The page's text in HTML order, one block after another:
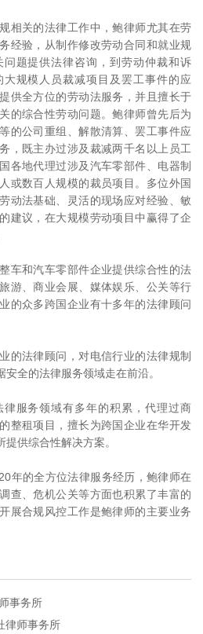
相关的法律工作中，鲍律师尤其在劳
经验，从制作修改劳动合同和就业规
题提供法律咨询，到劳动仲裁和诉
规模人员裁减项目及罢工事件的应
供全方位的劳动法服务，并且擅长于
的综合性劳动问题。鲍律师曾先后为
的公司重组、解散清算、罢工事件应
，既主办过涉及裁减两千名以上员工
各地代理过涉及汽车零部件、电器制
或数百人规模的裁员项目。多位外国
动法基础、灵活的现场应对经验、敏
建议，在大规模劳动项目中赢得了企
车和汽车零部件企业提供综合性的法
游、商业会展、媒体娱乐、公关等行
的众多跨国企业有十多年的法律顾问
的法律顾问，对电信行业的法律规制
全的法律服务领域走在前沿。
服务领域有多年的积累，代理过商
整租项目，擅长为跨国企业在华开发
供综合性解决方案。
年的全方位法律服务经历，鲍律师在
查、危机公关等方面也积累了丰富的
展合规风控工作是鲍律师的主要业务
事务所
律师事务所